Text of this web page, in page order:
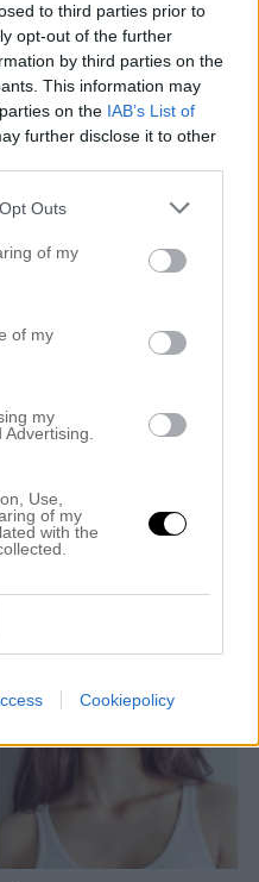
to third parties prior to
opt-out of the further
by third parties on the
This information may
on the IAB’s List of
further disclose it to other
Outs
of my
of my
my
Use,
of my
with the
Cookiepolicy
HÅRFÄRG
jag livets hårfärg.
på brunetter så jag
igen min kund, Mia. När
så hade hon
[…]